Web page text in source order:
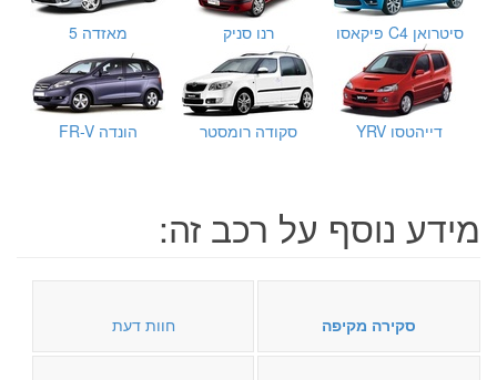
סיטרואן C4 פיקאסו רנו סניק מאזדה 5
דייהטסו YRV סקודה רומסטר הונדה FR-V
מידע נוסף על רכב זה:
סקירה מקיפה חוות דעת